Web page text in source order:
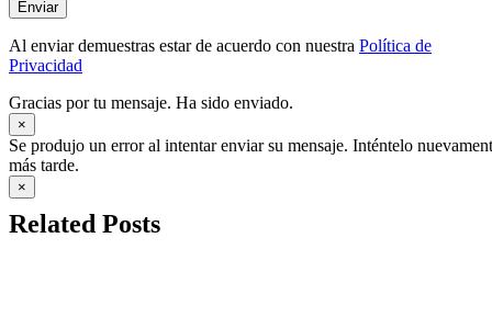
Enviar
Al enviar demuestras estar de acuerdo con nuestra Política de
Privacidad
Gracias por tu mensaje. Ha sido enviado.
×
Se produjo un error al intentar enviar su mensaje. Inténtelo
más tarde.
×
Related Posts